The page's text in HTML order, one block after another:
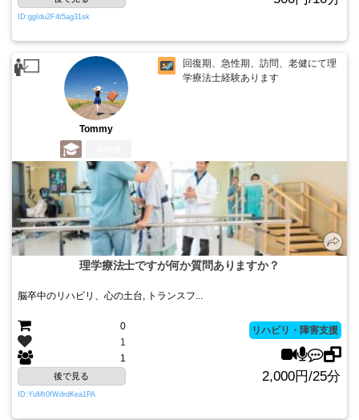
ID:ggIdu2F4t5ag31sk
Tommy
回復期、急性期、訪問、老健にて理
学療法士経験あります
理学療法士ですが何か質問ありますか？
脳卒中のリハビリ、心の土台, トランスフ...
0
1
1
リハビリ・障害支援
後で見る 2,000円/25分
ID:YuMt0fWdrdKea1PA